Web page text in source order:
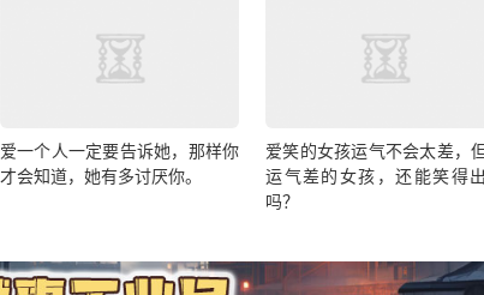
爱一个人一定要告诉她，那样你
才会知道，她有多讨厌你。
爱笑的女孩运气不会太差，
运气差的女孩，还能笑得
吗？